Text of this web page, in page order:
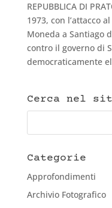
REPUBBLICA DI
1973, con l’attacco
Moneda a Santiago
contro il governo di
democraticamente
Cerca nel
Categorie
Approfondimenti
Archivio Fotografico